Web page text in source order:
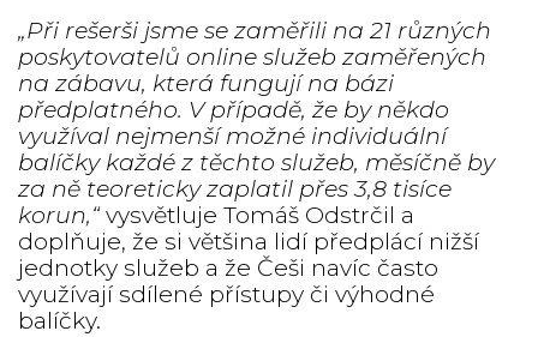
„Při rešerši jsme se zaměřili na 21 různých
poskytovatelů online služeb zaměřených
na zábavu, která fungují na bázi
předplatného. V případě, že by někdo
využíval nejmenší možné individuální
balíčky každé z těchto služeb, měsíčně by
za ně teoreticky zaplatil přes 3,8 tisíce
korun,“vysvětluje Tomáš Odstrčil a
doplňuje, že si většina lidí předplácí nižší
jednotky služeb a že Češi navíc často
využívají sdílené přístupy či výhodné
balíčky.